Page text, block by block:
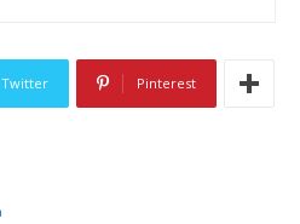
Twitter Pinterest